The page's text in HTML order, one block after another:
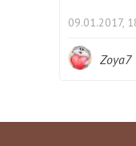
09.01.2017,
Zoya7